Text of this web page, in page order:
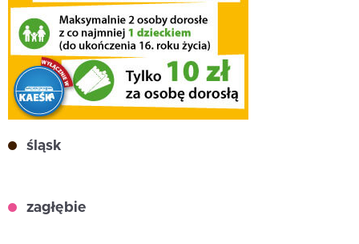
śląsk
zagłębie